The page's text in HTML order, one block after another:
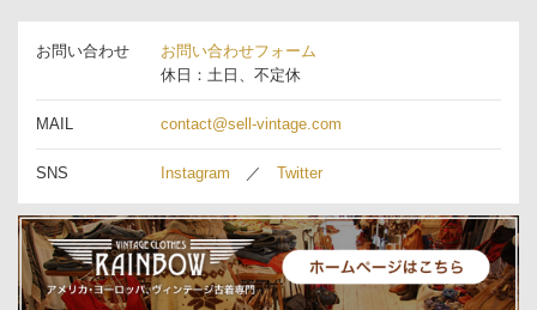
お問い合わせ
お問い合わせフォーム
休日：土日、不定休
MAIL contact@sell-vintage.com
SNS Instagram ／ Twitter